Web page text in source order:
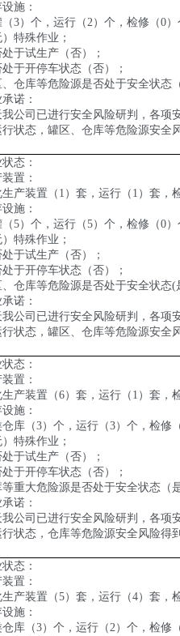
施：
3）个，运行（2）个，检修（0
）特殊作业；
于试生产（否）；
于开停车状态（否）；
、仓库等危险源是否处于安全状态
诺：
我公司已进行安全风险研判，各项
行状态，罐区、仓库等危险源安全
态：
置：
产装置（ 1 ）套，运行（ 1 ）套，
施：
5）个，运行（5）个，检修（0
）特殊作业；
于试生产（否）；
于开停车状态（否）；
、仓库等危险源是否处于安全状态(
诺：
我公司已进行安全风险研判，各项
行状态，罐区、仓库等危险源安全
态：
置：
产装置（6）套，运行（ 1 ）套，
施：
仓库（3）个，运行（3）个，检修
）特殊作业；
于试生产（否）；
于开停车状态（否）；
等重大危险源是否处于安全状态（
诺：
我公司已进行安全风险研判，各项
行状态，仓库等危险源安全风险得
态：
置：
产装置（5）套，运行（4）套，
施：
仓库（3）个，运行（2）个，检修